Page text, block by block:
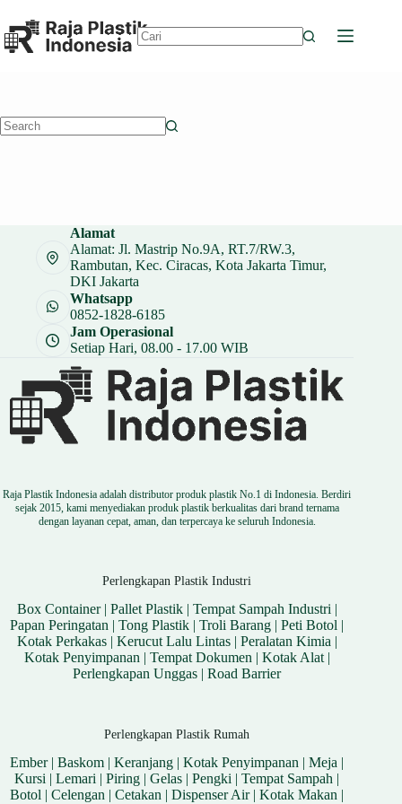
to
content
Alamat
Alamat: Jl. Mastrip No.9A, RT.7/RW.3,
Rambutan, Kec. Ciracas, Kota Jakarta Timur,
DKI Jakarta
Whatsapp
0852-1828-6185
Jam Operasional
Setiap Hari, 08.00 - 17.00 WIB
Raja Plastik Indonesia adalah distributor produk plastik No.1 di Indonesia. Berdiri
sejak 2015, kami menyediakan produk plastik berkualitas dari brand ternama
dengan layanan cepat, aman, dan terpercaya ke seluruh Indonesia.
Perlengkapan Plastik Industri
Box Container| Pallet Plastik| Tempat Sampah Industri |
Papan Peringatan |Tong Plastik |Troli Barang |Peti Botol |
Kotak Perkakas| Kerucut Lalu Lintas| Peralatan Kimia |
Kotak Penyimpanan | Tempat Dokumen | Kotak Alat|
Perlengkapan Unggas |Road Barrier
Perlengkapan Plastik Rumah
Ember|Baskom |Keranjang |Kotak Penyimpanan |Meja |
Kursi |Lemari |Piring |Gelas |Pengki |Tempat Sampah |
Botol |Celengan |Cetakan |Dispenser Air|Kotak Makan |